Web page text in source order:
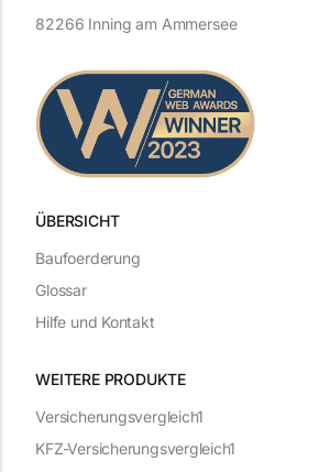
ÜBERSICHT
WEITERE PRODUKTE
Versicherungsvergleich1
KFZ-Versicherungsvergleich1
82266 Inning am Ammersee
Baufoerderung
Glossar
Hilfe und Kontakt